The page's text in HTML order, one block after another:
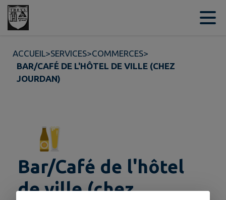
Contenu
ACCUEIL>SERVICES>COMMERCES>
BAR/CAFÉ DE L'HÔTEL DE VILLE (CHEZ
JOURDAN)
Bar/Café de l'hôtel
de ville (chez